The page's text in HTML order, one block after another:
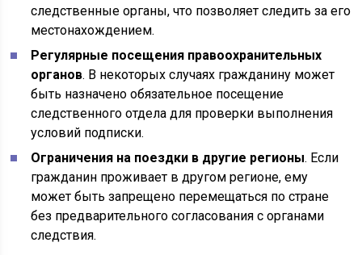
следственные органы, что позволяет следить за его
местонахождением.
Регулярные посещения правоохранительных
органов. В некоторых случаях гражданину может
быть назначено обязательное посещение
следственного отдела для проверки выполнения
условий подписки.
Ограничения на поездки в другие регионы. Если
гражданин проживает в другом регионе, ему
может быть запрещено перемещаться по стране
без предварительного согласования с органами
следствия.